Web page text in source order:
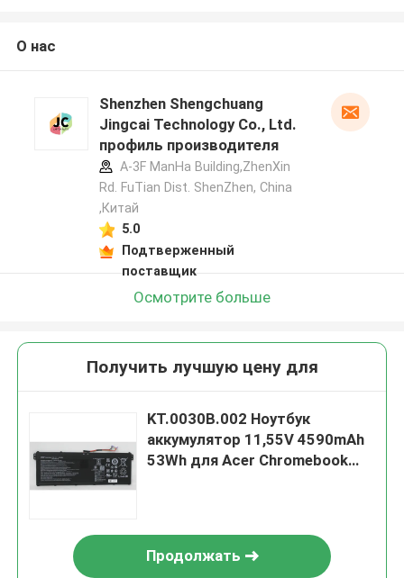
О нас
Shenzhen Shengchuang
Jingcai Technology Co., Ltd.
профиль производителя
A-3F ManHa Building,ZhenXin
Rd. FuTian Dist. ShenZhen, China
,Китай
5.0
Подтверженный
поставщик
Осмотрите больше
Получить лучшую цену для
KT.0030B.002 Ноутбук
аккумулятор 11,55V 4590mAh
53Wh для Acer Chromebook
Продолжать